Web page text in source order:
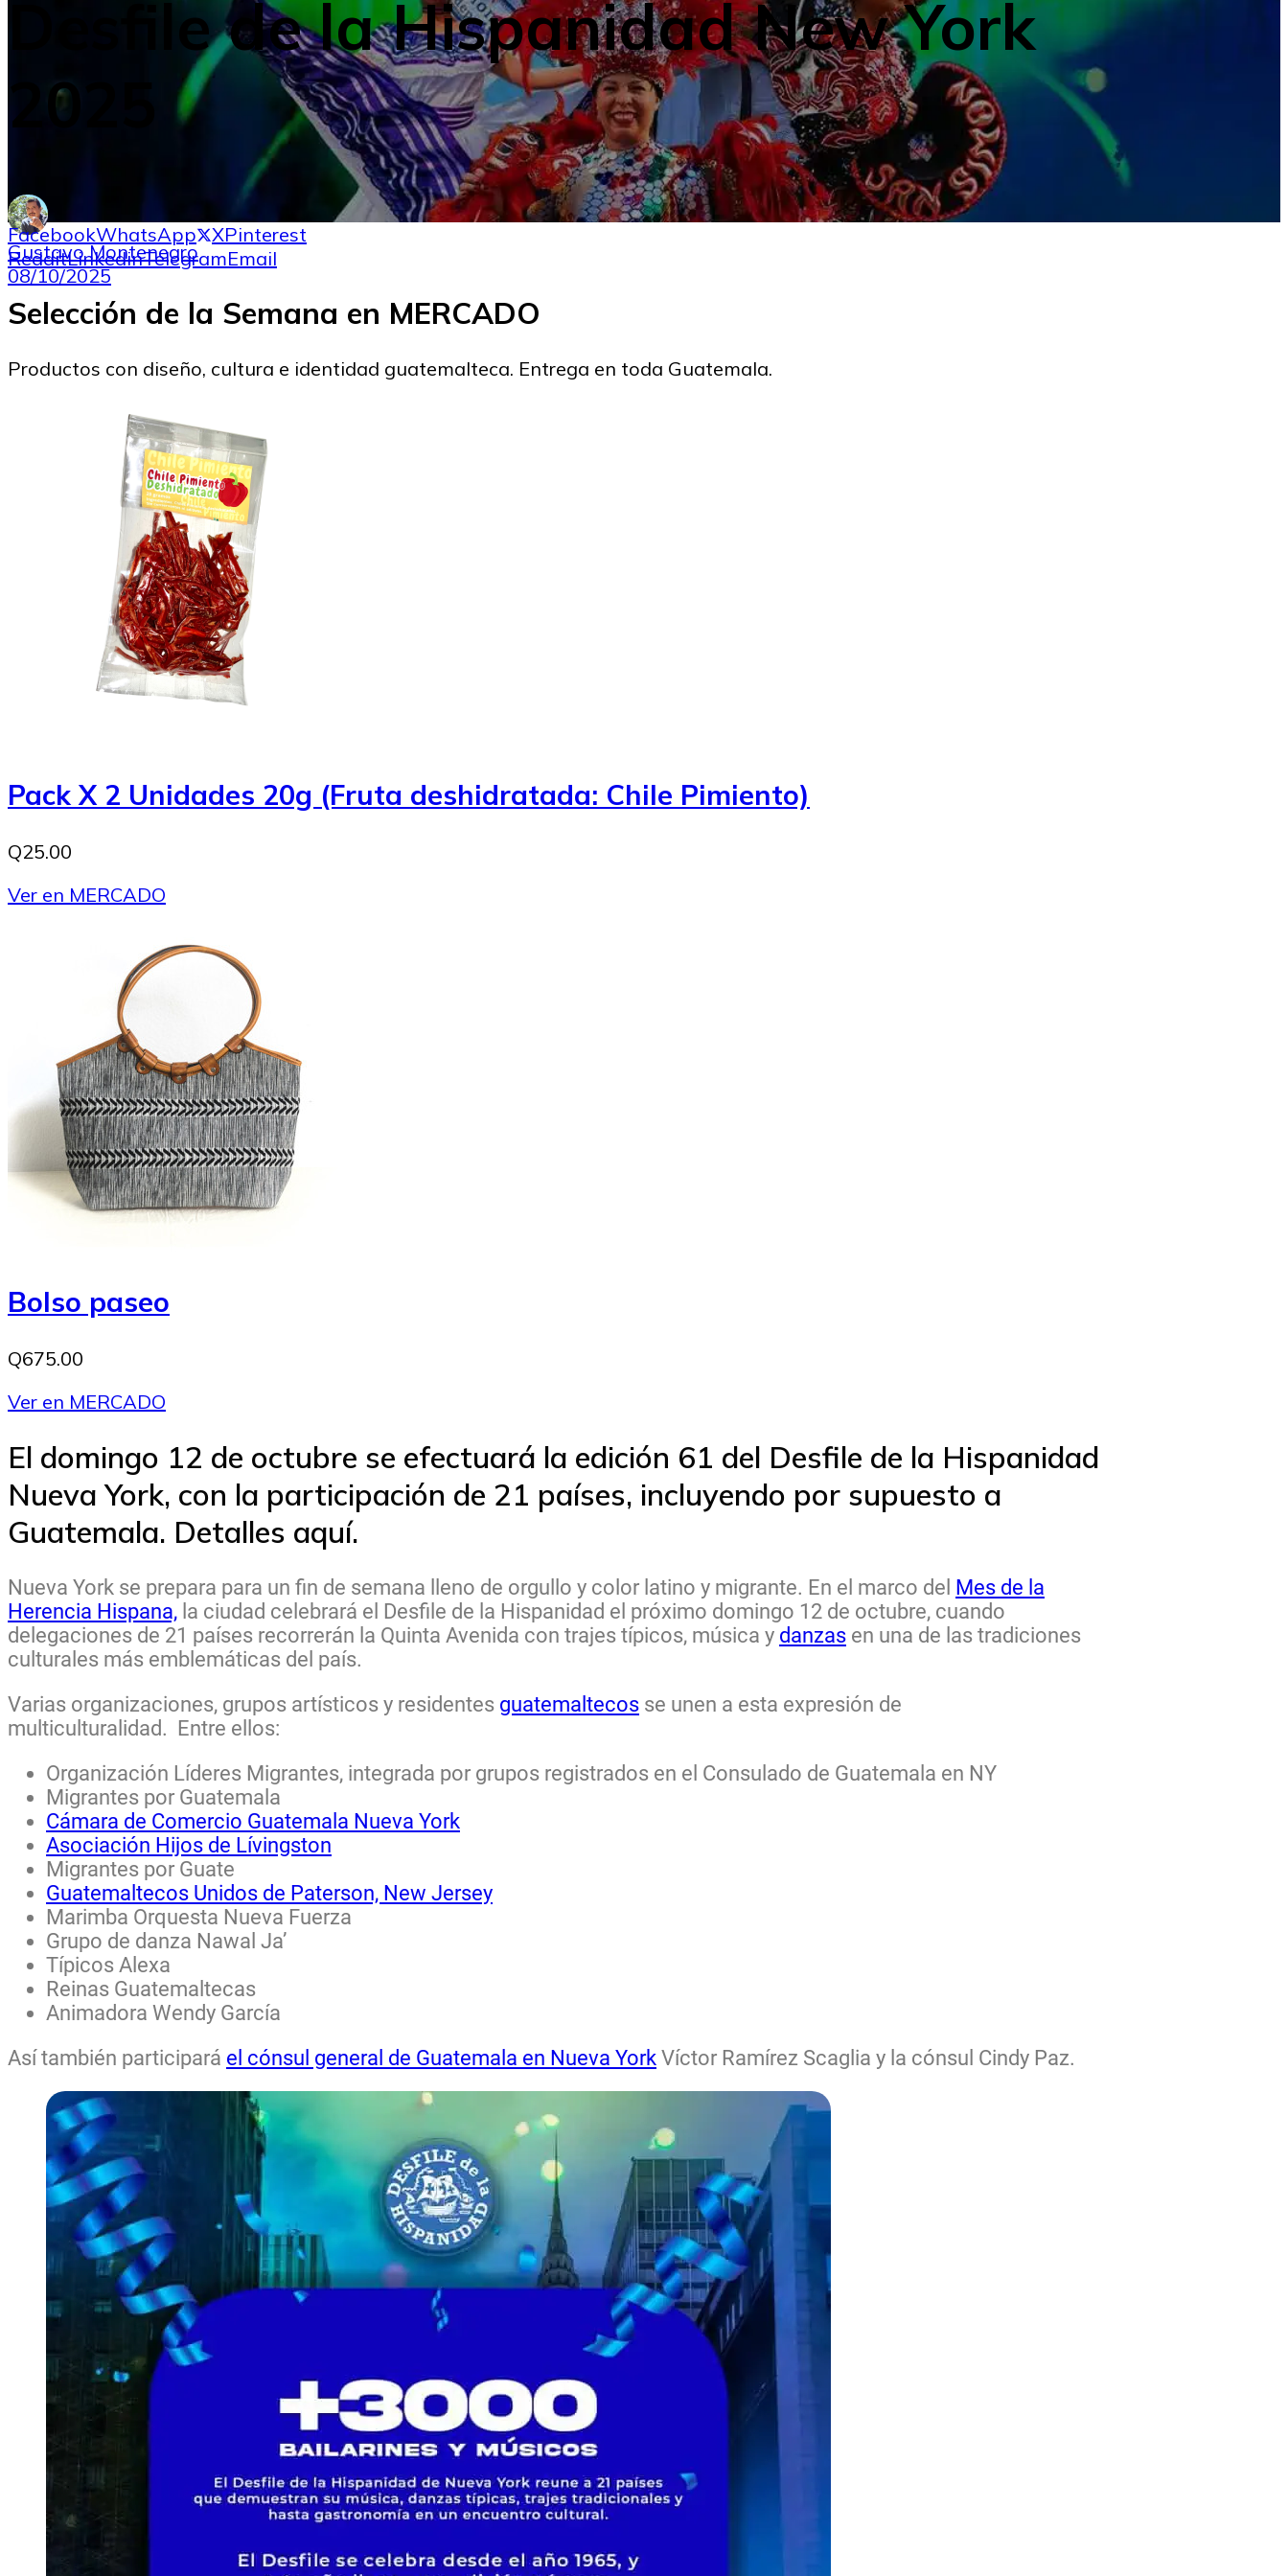
Desfile de la Hispanidad New York
2025
Gustavo Montenegro
08/10/2025
FacebookWhatsApp XPinterest
RedditLinkedinTelegramEmail
Selección de la Semana en MERCADO
Productos con diseño, cultura e identidad guatemalteca. Entrega en toda Guatemala.
Pack X 2 Unidades 20g (Fruta deshidratada: Chile Pimiento)
Q25.00
Ver en MERCADO
Bolso paseo
Q675.00
Ver en MERCADO
El domingo 12 de octubre se efectuará la edición 61 del Desfile de la Hispanidad
Nueva York, con la participación de 21 países, incluyendo por supuesto a
Guatemala. Detalles aquí.
Nueva York se prepara para un fin de semana lleno de orgullo y color latino y migrante. En el marco del Mes de la
Herencia Hispana, la ciudad celebrará el Desfile de la Hispanidad el próximo domingo 12 de octubre, cuando
delegaciones de 21 países recorrerán la Quinta Avenida con trajes típicos, música y danzas en una de las tradiciones
culturales más emblemáticas del país.
Varias organizaciones, grupos artísticos y residentes guatemaltecos se unen a esta expresión de
multiculturalidad. Entre ellos:
Organización Líderes Migrantes, integrada por grupos registrados en el Consulado de Guatemala en NY
Migrantes por Guatemala
Cámara de Comercio Guatemala Nueva York
Asociación Hijos de Lívingston
Migrantes por Guate
Guatemaltecos Unidos de Paterson, New Jersey
Marimba Orquesta Nueva Fuerza
Grupo de danza Nawal Ja’
Típicos Alexa
Reinas Guatemaltecas
Animadora Wendy García
Así también participará el cónsul general de Guatemala en Nueva York Víctor Ramírez Scaglia y la cónsul Cindy Paz.